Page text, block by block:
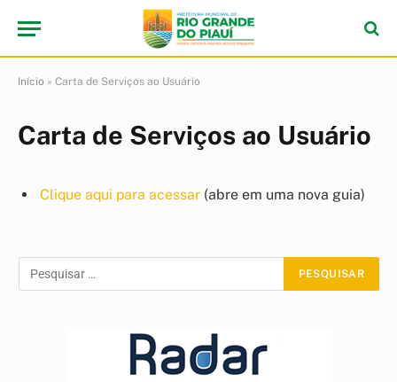
Início » Carta de Serviços ao Usuário
Carta de Serviços ao Usuário
Clique aqui para acessar (abre em uma nova guia)